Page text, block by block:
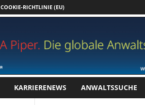
COOKIE-RICHTLINIE (EU)
KARRIERENEWS ANWALTSSUCHE